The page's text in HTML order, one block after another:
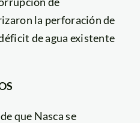
la perforación de
de agua existente
que Nasca se